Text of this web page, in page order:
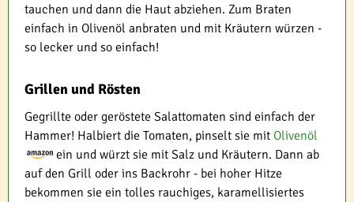
tauchen und dann die Haut abziehen. Zum Braten
einfach in Olivenöl anbraten und mit Kräutern würzen -
so lecker und so einfach!
Grillen und Rösten
Gegrillte oder geröstete Salattomaten sind einfach der
Hammer! Halbiert die Tomaten, pinselt sie mit Olivenöl
ein und würzt sie mit Salz und Kräutern. Dann ab
auf den Grill oder ins Backrohr - bei hoher Hitze
bekommen sie ein tolles rauchiges, karamellisiertes